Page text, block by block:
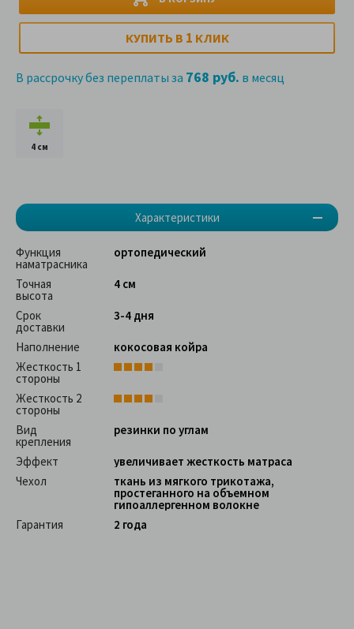
КУПИТЬ В 1 КЛИК
В рассрочку без переплаты за 768 руб. в месяц
4 см
Характеристики
Функция
наматрасника
ортопедический
Точная
высота
4 см
Срок
доставки
3-4 дня
Наполнение
кокосовая койра
Жесткость 1
стороны
Жесткость 2
стороны
Вид
крепления
резинки по углам
Эффект
увеличивает жесткость матраса
Чехол
ткань из мягкого трикотажа,
простеганного на объемном
гипоаллергенном волокне
Гарантия
2 года